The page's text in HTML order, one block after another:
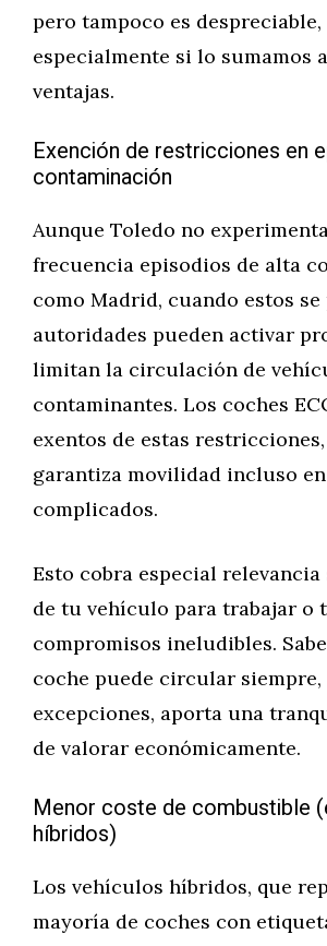
pero tampoco es despreciable,
especialmente si lo sumamos
ventajas.
Exención de restricciones en
contaminación
Aunque Toledo no
frecuencia episodios de alta
como Madrid, cuando estos
autoridades pueden activar
limitan la circulación de
contaminantes. Los coches
exentos de estas
garantiza movilidad incluso
complicados.
Esto cobra especial relevancia
de tu vehículo para trabajar o
compromisos ineludibles.
coche puede circular siempre,
excepciones, aporta una
de valorar económicamente.
Menor coste de combustible
híbridos)
Los vehículos híbridos, que
mayoría de coches con